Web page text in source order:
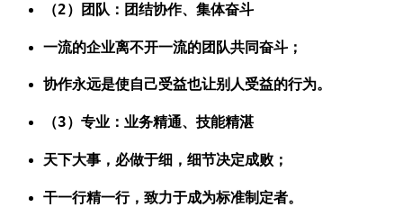
（2）团队：团结协作、集体奋斗
一流的企业离不开一流的团队共同奋斗；
协作永远是使自己受益也让别人受益的行为。
（3）专业：业务精通、技能精湛
天下大事，必做于细，细节决定成败；
干一行精一行，致力于成为标准制定者。